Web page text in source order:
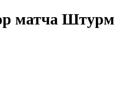
матча